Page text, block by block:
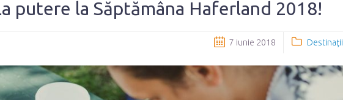
putere la Săptămâna Haferland 2018!
7 iunie 2018 Destinaţii